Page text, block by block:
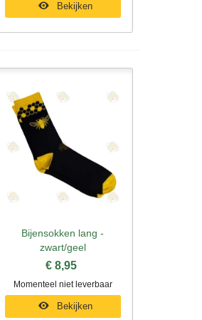
Bekijken
Snel bekijken
Bijensokken lang -
zwart/geel
€ 8,95
Momenteel niet leverbaar
Bekijken